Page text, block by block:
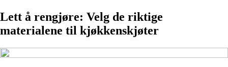
Lett å rengjøre: Velg de riktige
materialene til kjøkkenskjøter